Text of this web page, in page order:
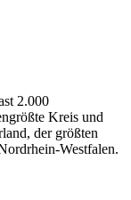
2.000
Kreis und
der größten
Westfalen.